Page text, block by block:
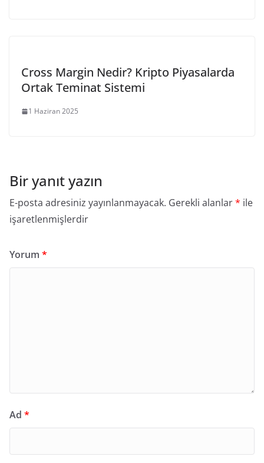
Cross Margin Nedir? Kripto Piyasalarda
Ortak Teminat Sistemi
1 Haziran 2025
Bir yanıt yazın
E-posta adresiniz yayınlanmayacak. Gerekli alanlar* ile
işaretlenmişlerdir
Yorum *
Ad *